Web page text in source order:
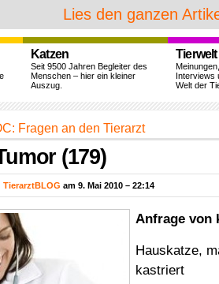
Lies den ganzen
Katzen
Seit 9500 Jahren Begleiter des
Menschen – hier ein kleiner
Auszug.
Tierwelt
Interviews
Welt der
Fragen an den Tierarzt
(179)
TierarztBLOG am 9. Mai 2010 – 22:14
Anfrage von
Hauskatze,
kastriert